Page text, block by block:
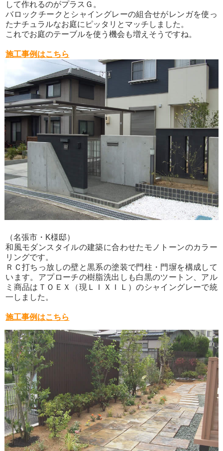
して作れるのがプラスＧ。
バロックチークとシャイングレーの組合せがレンガを使っ
たナチュラルなお庭にピッタリとマッチしました。
これでお庭のテーブルを使う機会も増えそうですね。
施工事例はこちら
（名張市・K様邸）
和風モダンスタイルの建築に合わせたモノトーンのカラー
リングです。
ＲＣ打ちっ放しの壁と黒系の塗装で門柱・門塀を構成して
います。アプローチの樹脂洗出しも白黒のツートン、アル
ミ商品はＴＯＥＸ（現ＬＩＸＩＬ）のシャイングレーで統
一しました。
施工事例はこちら